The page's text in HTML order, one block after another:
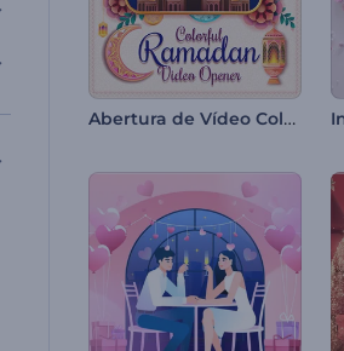
Abertura de Vídeo Colorida para o Ramadã